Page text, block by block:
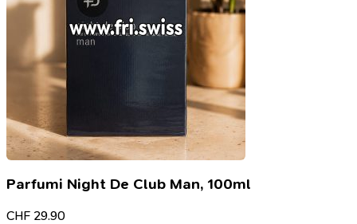
Parfumi Night De Club Man, 100ml
CHF 29.90